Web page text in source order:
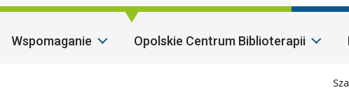
Wspomaganie Opolskie Centrum Biblioterapii